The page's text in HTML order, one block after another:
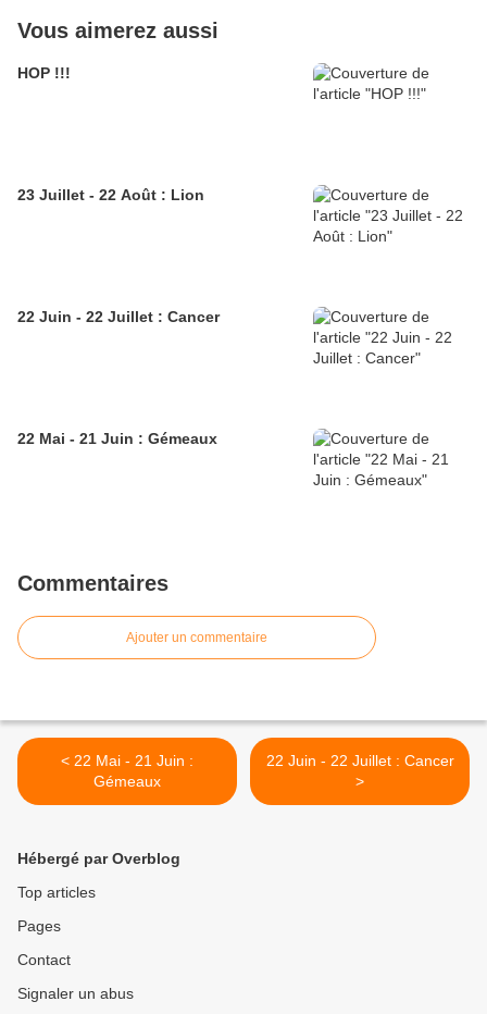
Vous aimerez aussi
HOP !!!
23 Juillet - 22 Août : Lion
22 Juin - 22 Juillet : Cancer
22 Mai - 21 Juin : Gémeaux
Commentaires
Ajouter un commentaire
< 22 Mai - 21 Juin :
Gémeaux
22 Juin - 22 Juillet : Cancer
>
Hébergé par Overblog
Top articles
Pages
Contact
Signaler un abus